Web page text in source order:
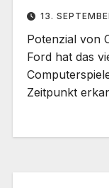
13.
Potenzial von
Ford hat das
Zeitpunkt